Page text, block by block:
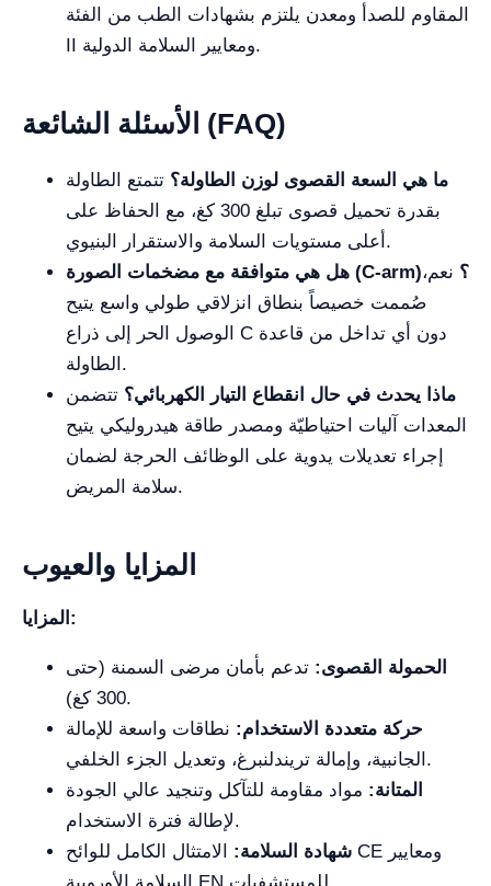
المقاوم للصدأ ومعدن يلتزم بشهادات الطب من الفئة
II ومعايير السلامة الدولية.
الأسئلة الشائعة (FAQ)
ما هي السعة القصوى لوزن الطاولة؟ تتمتع الطاولة
بقدرة تحميل قصوى تبلغ 300 كغ، مع الحفاظ على
أعلى مستويات السلامة والاستقرار البنيوي.
هل هي متوافقة مع مضخمات الصورة (C-arm)؟ نعم،
صُممت خصيصاً بنطاق انزلاقي طولي واسع يتيح
الوصول الحر إلى ذراع C دون أي تداخل من قاعدة
الطاولة.
ماذا يحدث في حال انقطاع التيار الكهربائي؟ تتضمن
المعدات آليات احتياطيّة ومصدر طاقة هيدروليكي يتيح
إجراء تعديلات يدوية على الوظائف الحرجة لضمان
سلامة المريض.
المزايا والعيوب
المزايا:
الحمولة القصوى: تدعم بأمان مرضى السمنة (حتى
300 كغ).
حركة متعددة الاستخدام: نطاقات واسعة للإمالة
الجانبية، وإمالة تريندلنبرغ، وتعديل الجزء الخلفي.
المتانة: مواد مقاومة للتآكل وتنجيد عالي الجودة
لإطالة فترة الاستخدام.
شهادة السلامة: الامتثال الكامل للوائح CE ومعايير